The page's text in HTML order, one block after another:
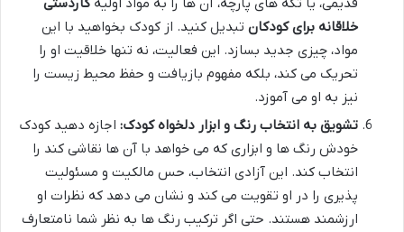
خلاقانه برای کودکان تبدیل کنید. از کودک بخواهید با این
مواد، چیزی جدید بسازد. این فعالیت، نه تنها خلاقیت او را
تحریک می کند، بلکه مفهوم بازیافت و حفظ محیط زیست را
نیز به او می آموزد.
تشویق به انتخاب رنگ و ابزار دلخواه کودک: اجازه دهید کودک
خودش رنگ ها و ابزاری که می خواهد با آن ها نقاشی کند را
انتخاب کند. این آزادی انتخاب، حس مالکیت و مسئولیت
پذیری را در او تقویت می کند و نشان می دهد که نظرات او
ارزشمند هستند. حتی اگر ترکیب رنگ ها به نظر شما نامتعارف